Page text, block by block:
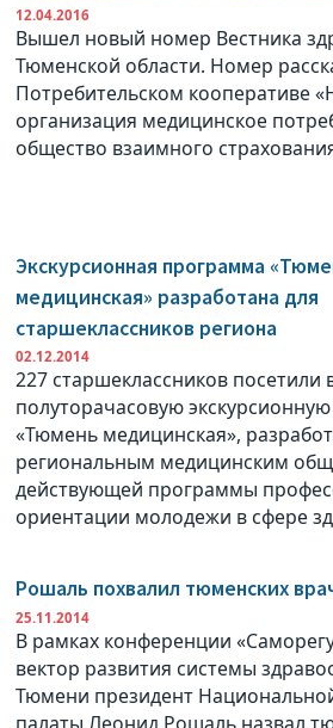
12.04.2016
Вышел новый номер Вестника
Тюменской области. Номер
Потребительском кооперативе
организация медицинское
общество взаимного
Экскурсионная программа
медицинская» разработана для
старшеклассников региона
02.12.2014
227 старшеклассников посетили
полуторачасовую
«Тюмень медицинская»,
региональным медицинским
действующей программы
ориентации молодежи в сфере
Рошаль похвалил тюменских
25.11.2014
В рамках конференции
вектор развития системы
Тюмени президент